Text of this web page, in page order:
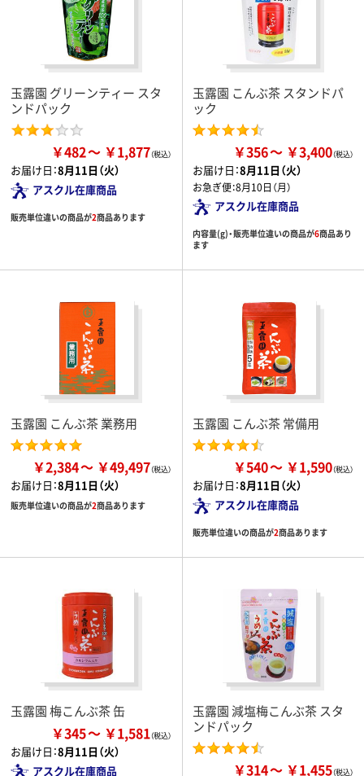
玉露園 グリーンティー スタ
ンドパック
￥482 ￥1,877
お届け日：8月11日（火）
アスクル在庫商品
販売単位違いの商品が2商品あります
玉露園 こんぶ茶 スタンドパ
ック
￥356 ￥3,400
お届け日：8月11日（火）
お急ぎ便：8月10日（月）
アスクル在庫商品
内容量(g)・販売単位違いの商品が6商品あり
ます
玉露園 こんぶ茶 業務用
￥2,384 ￥49,497
お届け日：8月11日（火）
販売単位違いの商品が2商品あります
玉露園 こんぶ茶 常備用
￥540 ￥1,590
お届け日：8月11日（火）
アスクル在庫商品
販売単位違いの商品が2商品あります
玉露園 梅こんぶ茶 缶
￥345 ￥1,581
お届け日：8月11日（火）
アスクル在庫商品
玉露園 減塩梅こんぶ茶 スタ
ンドパック
￥314 ￥1,455